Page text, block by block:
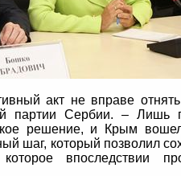
акт не вправе
партии Сербии. –
решение, и Крым
шаг, который позволил
которое впоследствии